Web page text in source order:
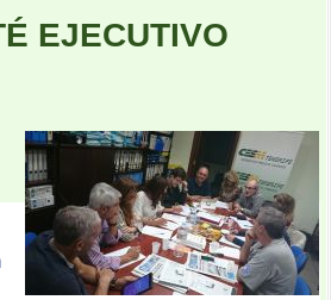
EJECUTIVO